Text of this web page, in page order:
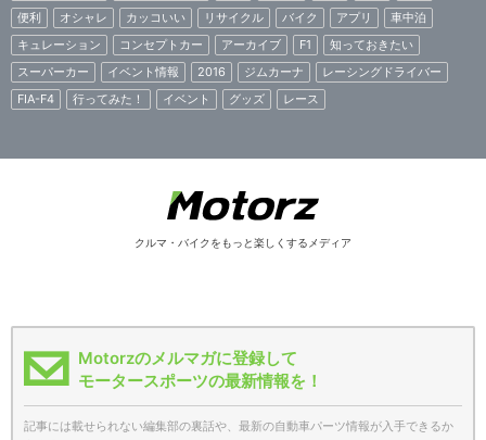
便利
オシャレ カッコいい リサイクル バイク アプリ
車中泊
キュレーション
コンセプトカー アーカイブ F1
知っておきたい
スーパーカー
イベント情報 2016 ジムカーナ
レーシングドライバー
FIA-F4
行ってみた！ イベント グッズ レース
クルマ・バイクをもっと楽しくするメディア
Motorzのメルマガに登録して
モータースポーツの最新情報を！
記事には載せられない編集部の裏話や、最新の自動車パーツ情報が入手できるか